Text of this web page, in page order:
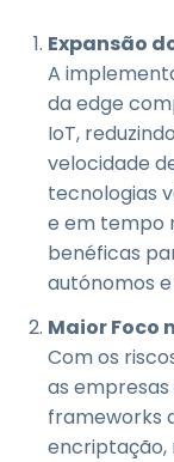
Expansão
A
da edge
IoT,
velocidade
tecnologias
e em tempo
benéficas
autónomos
Maior Foco
Com os
as
frameworks
encriptação,